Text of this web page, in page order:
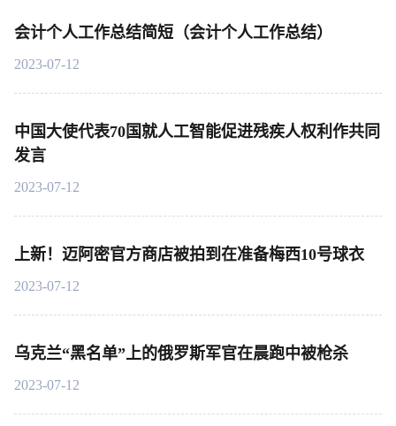
会计个人工作总结简短（会计个人工作总结）
2023-07-12
中国大使代表70国就人工智能促进残疾人权利作共同
发言
2023-07-12
上新！迈阿密官方商店被拍到在准备梅西10号球衣
2023-07-12
乌克兰“黑名单”上的俄罗斯军官在晨跑中被枪杀
2023-07-12